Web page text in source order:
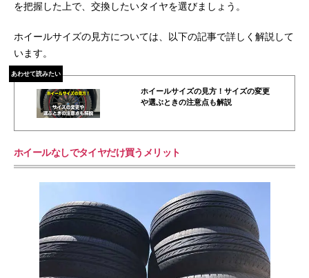
を把握した上で、交換したいタイヤを選びましょう。
ホイールサイズの見方については、以下の記事で詳しく解説して
います。
あわせて読みたい
ホイールサイズの見方！サイズの変更
や選ぶときの注意点も解説
ホイールなしでタイヤだけ買うメリット